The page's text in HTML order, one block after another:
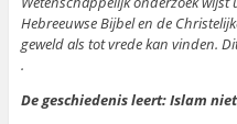
Hebreeuwse Bijbel en de
geweld als tot vrede kan vinden.
.
De geschiedenis leert: Islam